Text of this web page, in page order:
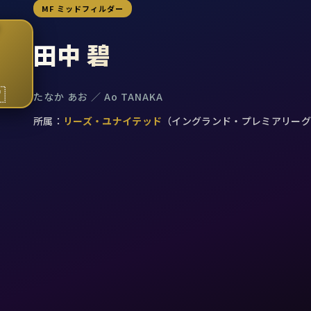
MF ミッドフィルダー
田中 碧
たなか あお ／ Ao TANAKA
所属： リーズ・ユナイテッド （イングランド・プレミアリー